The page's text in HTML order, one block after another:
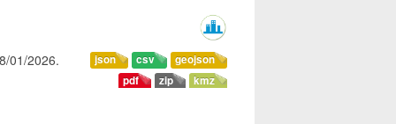
geojson
csv
json
kmz
zip
pdf
01/2026.